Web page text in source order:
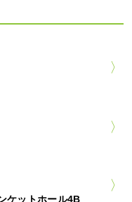
ケットホール4B